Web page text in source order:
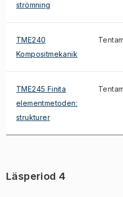
strömning
TME240
Kompositmekanik
TME245 Finita
elementmetoden:
strukturer
Läsperiod 4